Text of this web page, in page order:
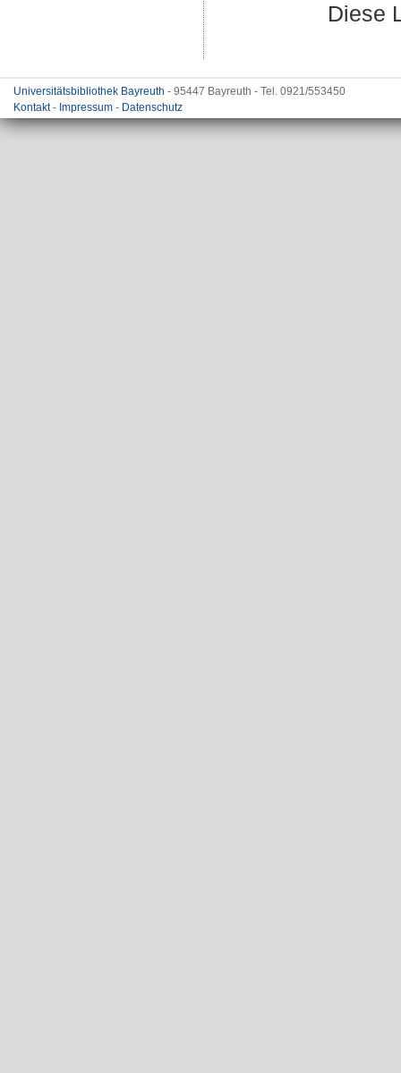
Diese
Universitätsbibliothek Bayreuth - 95447 Bayreuth - Tel. 0921/553450
Kontakt- Impressum - Datenschutz